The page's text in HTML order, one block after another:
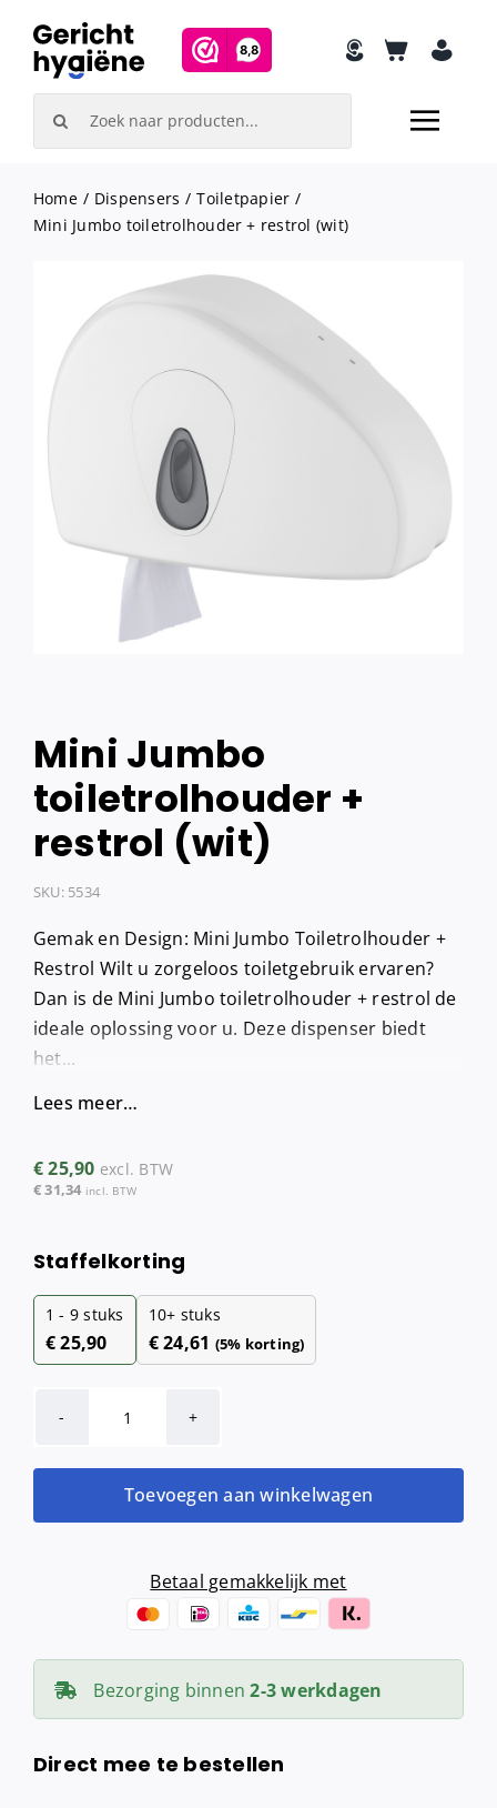
content
Home Dispensers
Toiletpapier
Mini Jumbo toiletrolhouder + restrol (wit)
Mini Jumbo
toiletrolhouder +
restrol (wit)
SKU: 5534
Gemak en Design: Mini Jumbo Toiletrolhouder +
Restrol Wilt u zorgeloos toiletgebruik ervaren?
Dan is de Mini Jumbo toiletrolhouder + restrol de
ideale oplossing voor u. Deze dispenser biedt
het...
Lees meer…
€25,90 excl. BTW
€31,34 incl. BTW
Staffelkorting
1 - 9 stuks
€25,90
10+ stuks
€24,61 (5% korting)
Mini
toiletrolhouder
+
(wit)
aantal
Toevoegen aan winkelwagen
Betaal gemakkelijk met
Bezorging binnen2-3 werkdagen
Direct mee te bestellen